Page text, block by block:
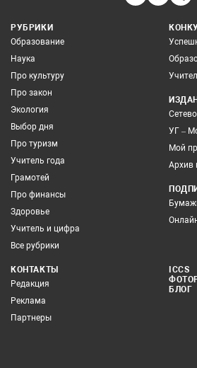
РУБРИКИ
Образование
Наука
Про культуру
Про закон
Экология
Выбор дня
Про туризм
Учитель года
Грамотей
Про финансы
Здоровье
Учитель и цифра
Все рубрики
УГ –
Мой
Архив
КОНТАКТЫ
Редакция
Реклама
Партнеры
ICCS
БЛОГ